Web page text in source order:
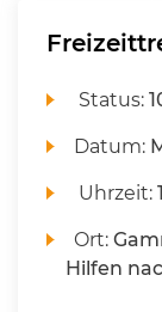
Status:
Datum:
Uhrzeit:
Ort:
Hilfen